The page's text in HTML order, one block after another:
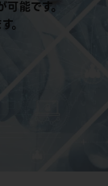
能です。
。